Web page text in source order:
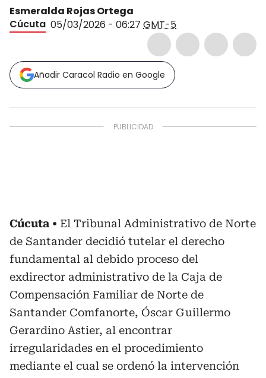
Esmeralda Rojas Ortega
Cúcuta 05/03/2026 - 06:27 GMT-5
Añadir Caracol Radio en Google
Cúcuta
El Tribunal Administrativo de Norte
de Santander decidió tutelar el derecho
fundamental al debido proceso del
exdirector administrativo de la Caja de
Compensación Familiar de Norte de
Santander Comfanorte, Óscar Guillermo
Gerardino Astier, al encontrar
irregularidades en el procedimiento
mediante el cual se ordenó la intervención